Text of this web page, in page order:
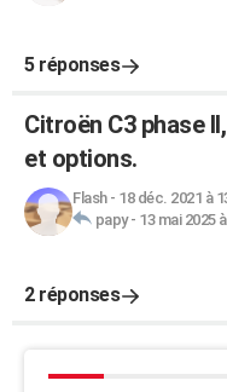
5 réponses
Citroën C3 phase
et options.
Flash- 18 déc. 2021 à
papy- 13 mai 2025
2 réponses